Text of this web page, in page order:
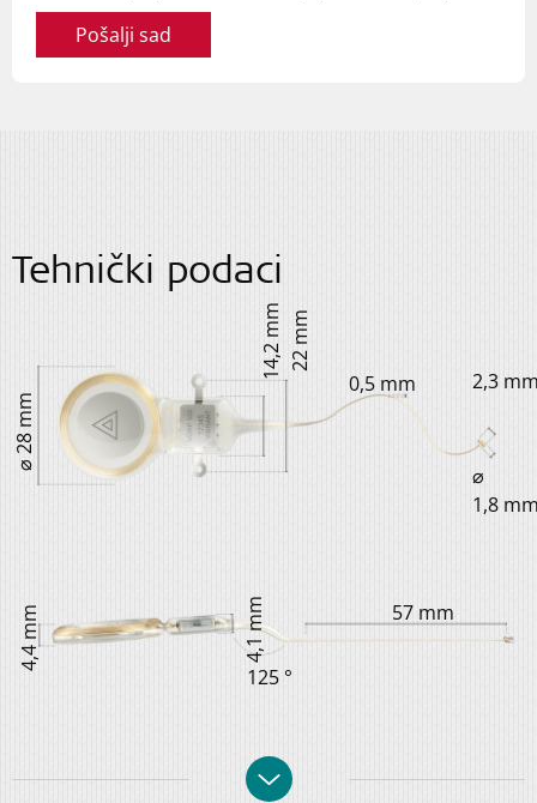
Pošalji sad
Tehnički podaci
⌀ 28 mm
14,2 mm22 mm
0,5 mm
⌀
1,8
2,3
4,4 mm 4,1 mm
125 °
57 mm